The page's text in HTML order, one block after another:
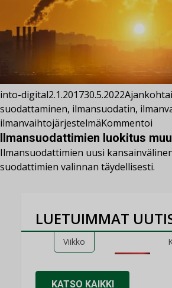
into-digital2.1.201730.5.2022
suodattaminen, ilmansuodatin,
ilmanvaihtojärjestelmäKommentoi
Ilmansuodattimien luokitus
Ilmansuodattimien uusi
suodattimien valinnan täydellisesti.
LUETUIMMAT
Viikko
KATSO KAIKKI